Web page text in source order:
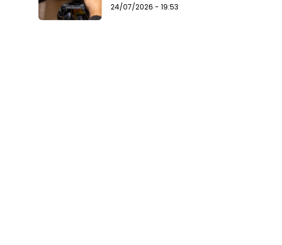
24/07/2026 - 19:53